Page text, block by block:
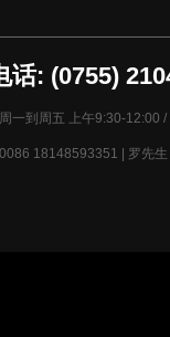
话: (0755)
一到周五 上午9:30-12:00
18148593351 | 罗先生